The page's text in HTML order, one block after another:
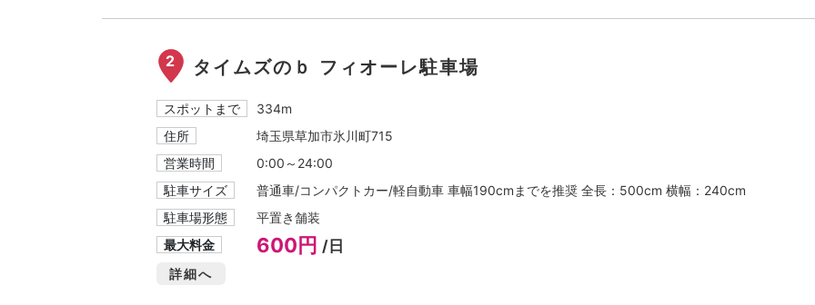
2 タイムズのｂ フィオーレ駐車場
スポットまで
334m
住所
埼玉県草加市氷川町715
営業時間
0:00～24:00
駐車サイズ
普通車/コンパクトカー/軽自動車 車幅190cmまでを推奨 全長：500cm 横幅：240cm
駐車場形態
平置き舗装
最大料金
600円 /日
詳細へ